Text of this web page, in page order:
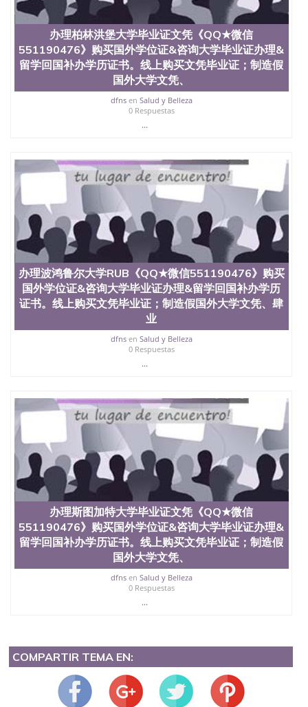
办理柏林洪堡大学毕业证文凭《QQ★微信
551190476》购买国外学位证&咨询大学毕业证办理&
留学回国补办学历证书。线上购买文凭毕业证；制造假
国外大学文凭、
dfnsen Salud y Belleza
0 Respuestas
...
办理波鸿鲁尔大学RUB《QQ★微信551190476》购买
国外学位证&咨询大学毕业证办理&留学回国补办学历
证书。线上购买文凭毕业证；制造假国外大学文凭、肆
业
dfnsen Salud y Belleza
0 Respuestas
...
办理斯图加特大学毕业证文凭《QQ★微信
551190476》购买国外学位证&咨询大学毕业证办理&
留学回国补办学历证书。线上购买文凭毕业证；制造假
国外大学文凭、
dfnsen Salud y Belleza
0 Respuestas
...
COMPARTIR TEMA EN: